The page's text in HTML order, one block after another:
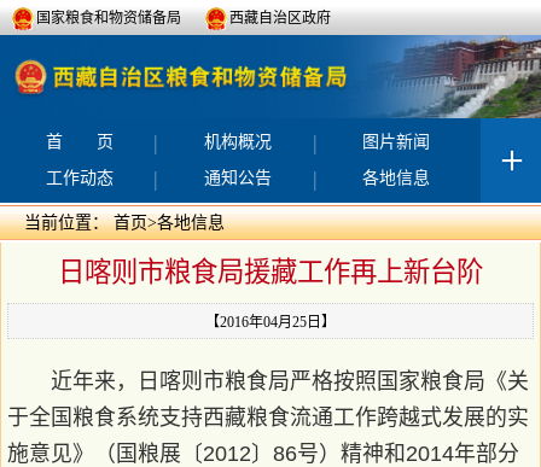
国家粮食和物资储备局 西藏自治区政府
首 页 | 机构概况 |
图片新闻
工作动态
| 通知公告 | 各地信息
当前位置：首页>各地信息
日喀则市粮食局援藏工作再上新台阶
【2016年04月25日】
近年来，日喀则市粮食局严格按照国家粮食局《关
于全国粮食系统支持西藏粮食流通工作跨越式发展的实
施意见》（国粮展〔2012〕86号）精神和2014年部分